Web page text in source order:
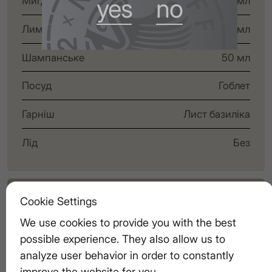
Cookie Settings
We use cookies to provide you with the best
possible experience. They also allow us to
analyze user behavior in order to constantly
yes no
Лимонний фреш 15 мл
Шампанське 50 мл
Посуд Гоблет
Гарніш Лист базиліка
Лід Без
РЕЦЕПТ
Додайте всі інгредієнти, крім
шампанського